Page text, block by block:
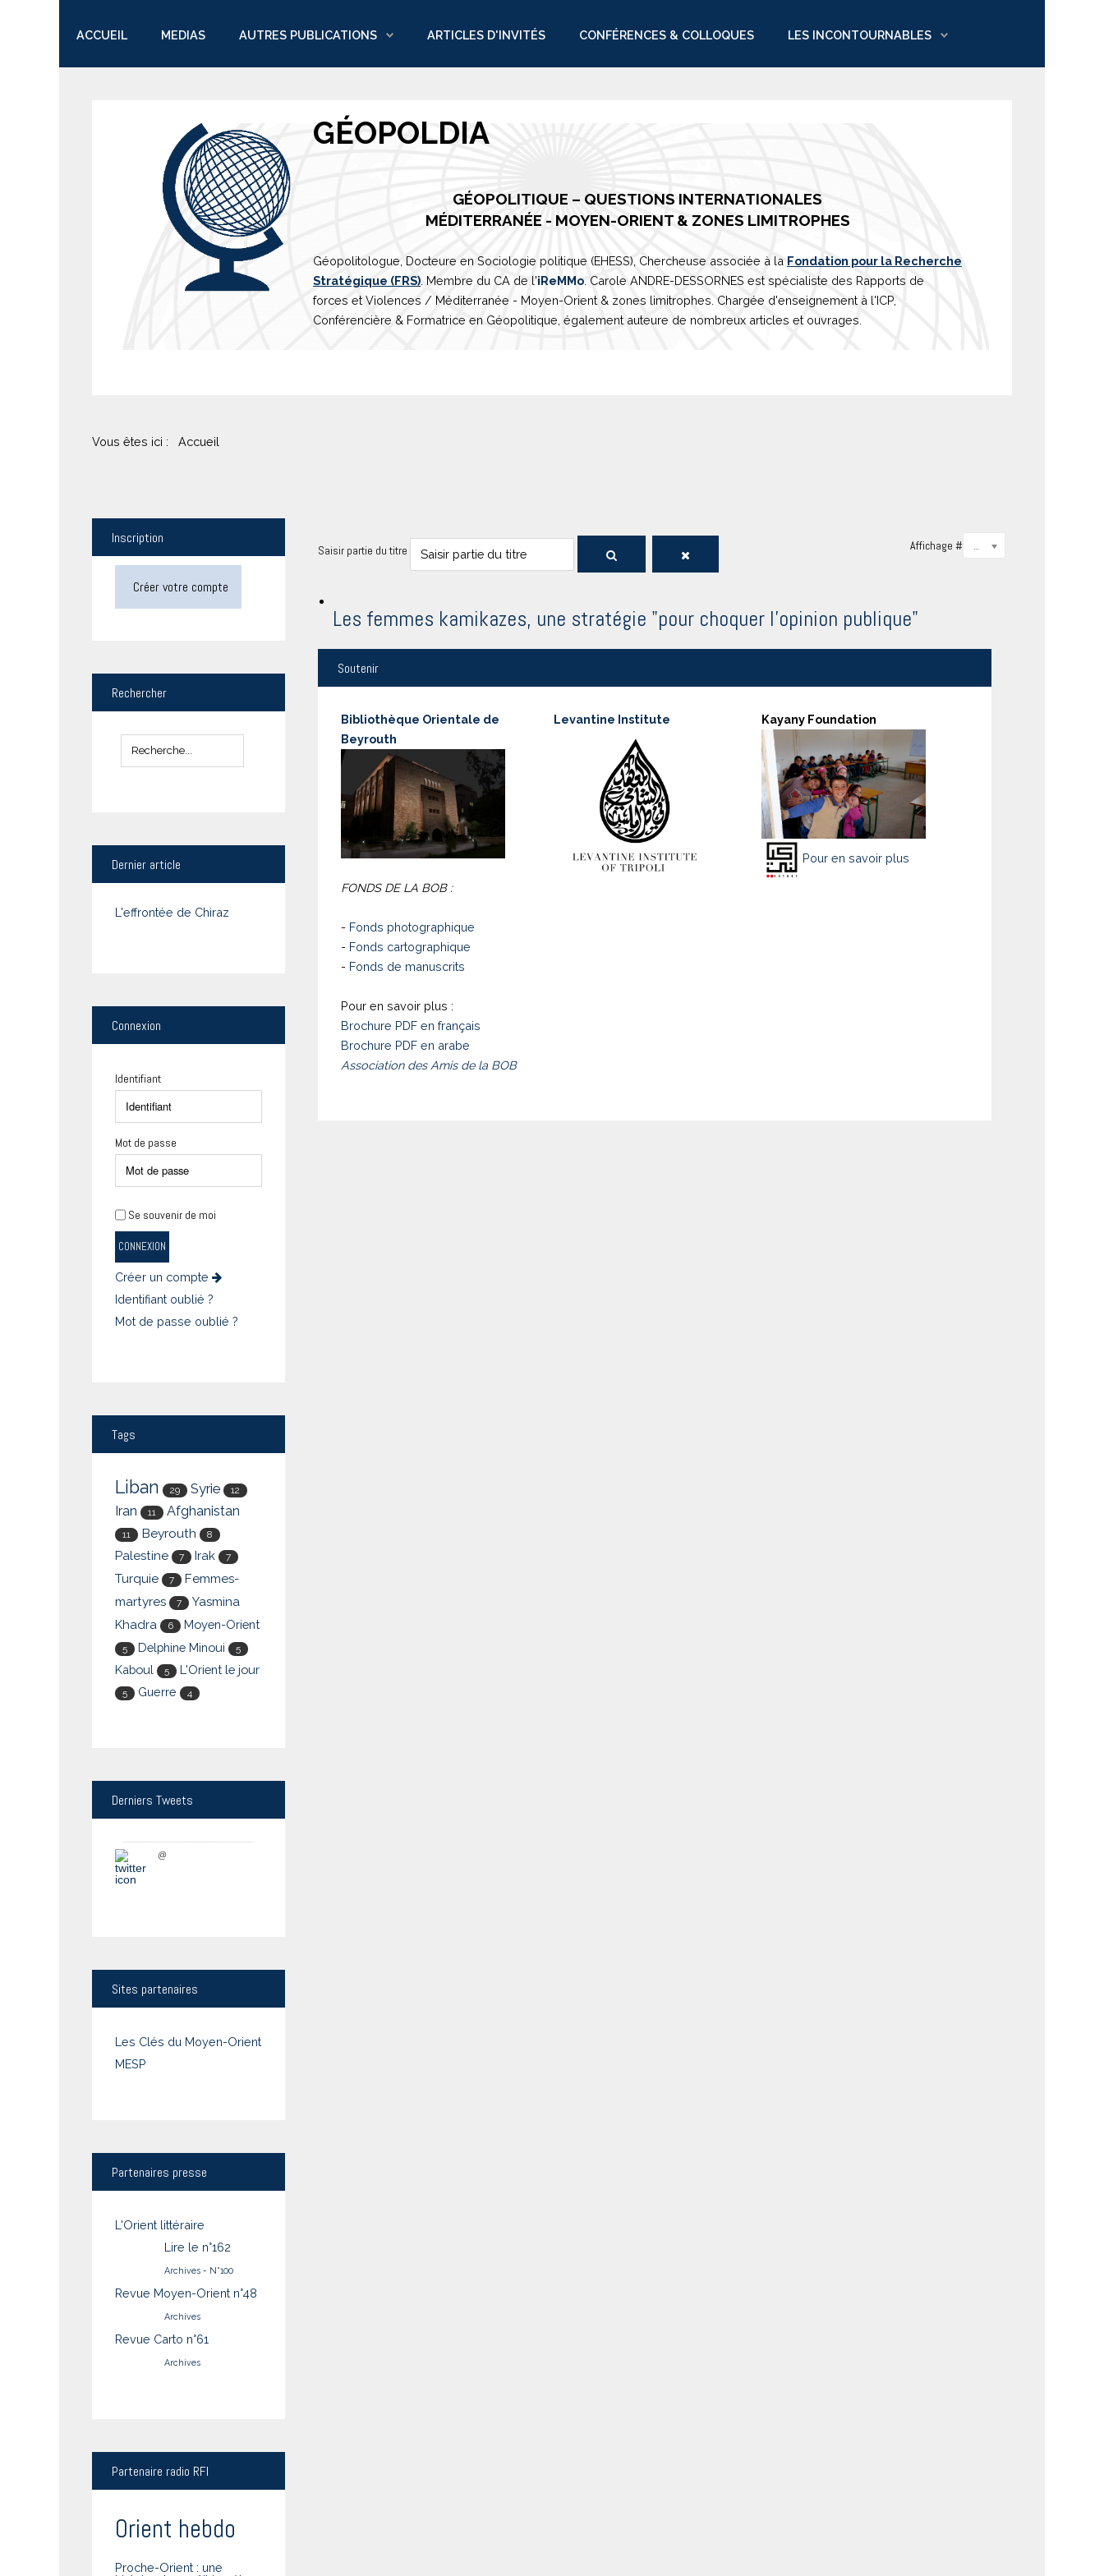
ACCUEIL MEDIAS AUTRES PUBLICATIONS ARTICLES D'INVITÉS CONFÉRENCES & COLLOQUES LES INCONTOURNABLES
GÉOPOLDIA
GÉOPOLITIQUE – QUESTIONS INTERNATIONALES
MÉDITERRANÉE - MOYEN-ORIENT & ZONES LIMITROPHES
Géopolitologue, Docteure en Sociologie politique (EHESS), Chercheuse associée à la Fondation pour la Recherche
Stratégique (FRS) . Membre du CA de l'iReMMo . Carole ANDRE-DESSORNES est spécialiste des Rapports de
forces et Violences / Méditerranée - Moyen-Orient & zones limitrophes. Chargée d'enseignement à l'ICP,
Conférencière & Formatrice en Géopolitique, également auteure de nombreux articles et ouvrages.
Vous êtes ici : Accueil
Saisir partie du titre Affichage # 20
Les femmes kamikazes, une stratégie "pour choquer l'opinion publique"
Soutenir
Bibliothèque Orientale de
Beyrouth
FONDS DE LA BOB :
- Fonds photographique
- Fonds cartographique
- Fonds de manuscrits
Pour en savoir plus :
Brochure PDF en français
Brochure PDF en arabe
Association des Amis de la BOB
Levantine Institute Kayany Foundation
Pour en savoir plus
Inscription
Créer votre compte
Rechercher
Dernier article
L'effrontée de Chiraz
Connexion
Identifiant
Mot de passe
Se souvenir de moi
CONNEXION
Créer un compte
Identifiant oublié ?
Mot de passe oublié ?
Tags
Liban 29 Syrie 12
Iran 11 Afghanistan
11 Beyrouth 8
Palestine 7 Irak 7
Turquie 7
Femmes-
martyres
7
Yasmina
Khadra
6 Moyen-Orient
5 Delphine Minoui 5
Kaboul 5 L'Orient le jour
5 Guerre 4
Derniers Tweets
@
Sites partenaires
Les Clés du Moyen-Orient
MESP
Partenaires presse
L'Orient littéraire
Lire le n°162
Archives - N°100
Revue Moyen-Orient n°48
Archives
Revue Carto n°61
Archives
Partenaire radio RFI
Orient hebdo
Proche-Orient : une